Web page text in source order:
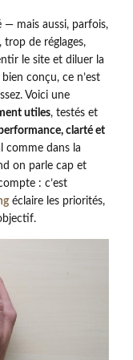
— mais aussi, parfois,
trop de réglages,
le site et diluer la
conçu, ce n’est
Voici une
utiles, testés et
clarté et
comme dans la
on parle cap et
: c’est
éclaire les priorités,